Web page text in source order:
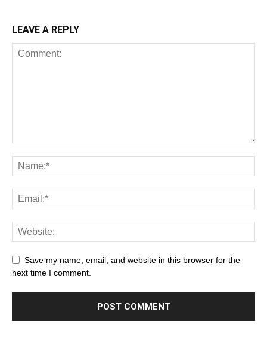
LEAVE A REPLY
Save my name, email, and website in this browser for the
next time I comment.